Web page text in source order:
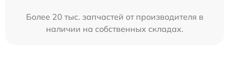
Более 20 тыс. запчастей от производителя в
наличии на собственных складах.